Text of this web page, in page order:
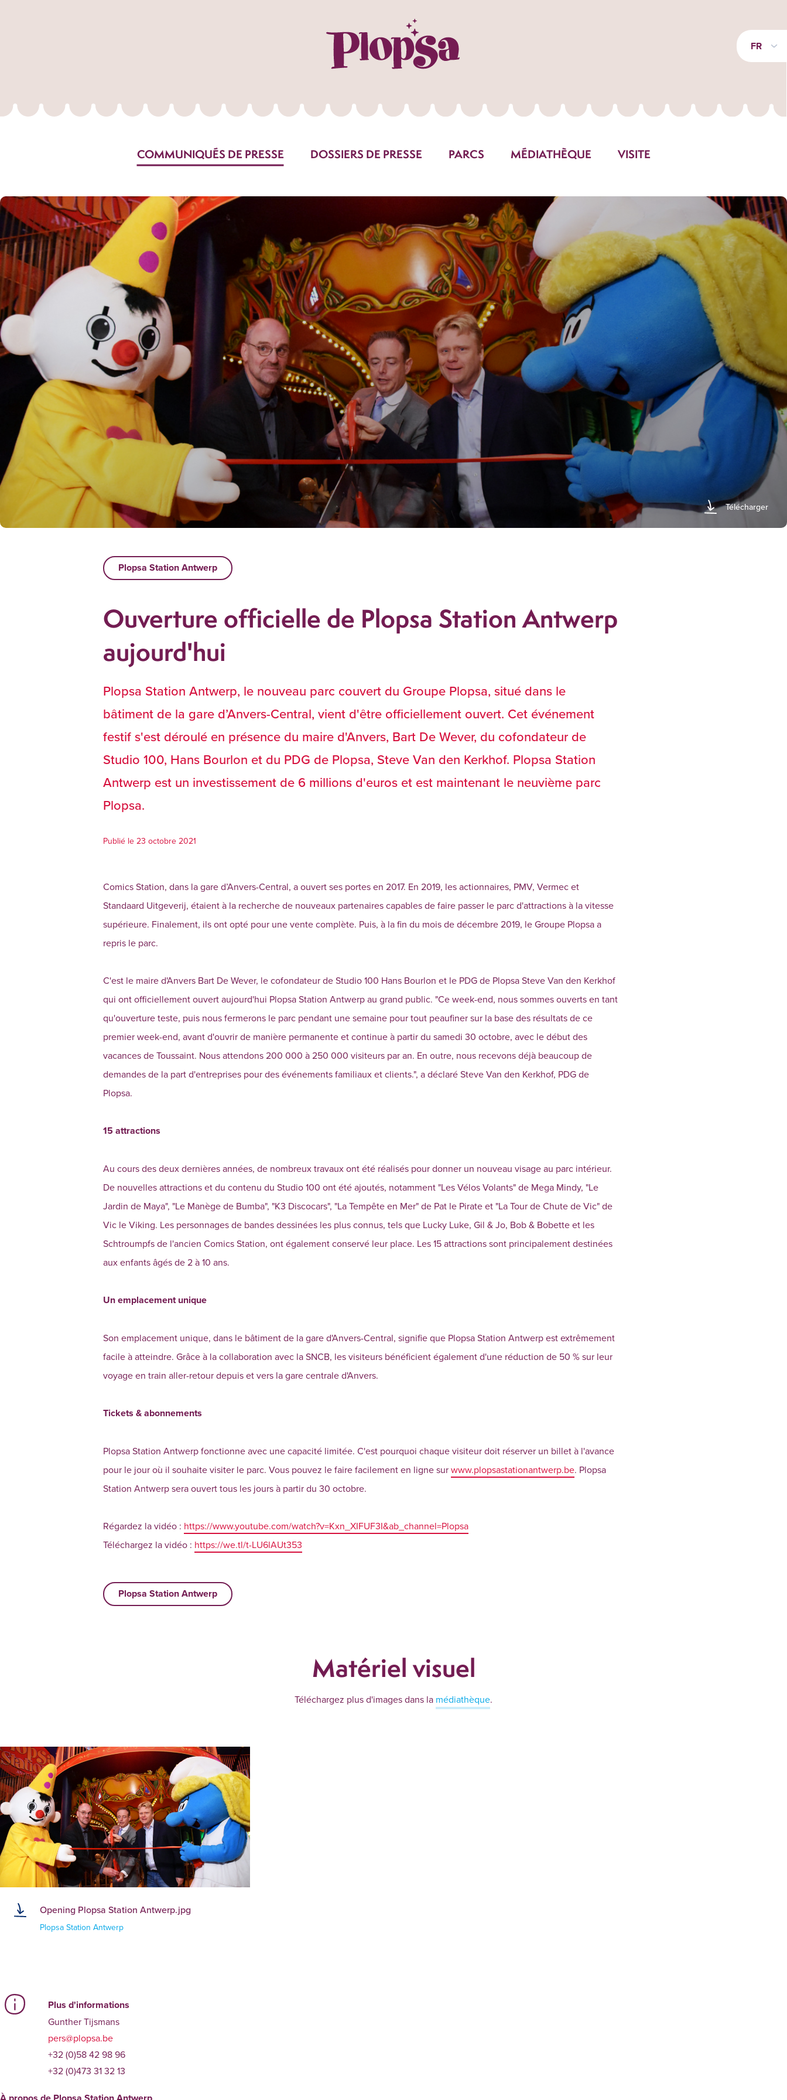
FR
COMMUNIQUÉS DE PRESSE DOSSIERS DE PRESSE PARCS MÉDIATHÈQUE VISITE
Télécharger
Plopsa Station Antwerp
Ouverture officielle de Plopsa Station Antwerp
aujourd'hui
Plopsa Station Antwerp, le nouveau parc couvert du Groupe Plopsa, situé dans le
bâtiment de la gare d’Anvers-Central, vient d'être officiellement ouvert. Cet événement
festif s'est déroulé en présence du maire d'Anvers, Bart De Wever, du cofondateur de
Studio 100, Hans Bourlon et du PDG de Plopsa, Steve Van den Kerkhof. Plopsa Station
Antwerp est un investissement de 6 millions d'euros et est maintenant le neuvième parc
Plopsa.
Publié le 23 octobre 2021
Comics Station, dans la gare d’Anvers-Central, a ouvert ses portes en 2017. En 2019, les actionnaires, PMV, Vermec et
Standaard Uitgeverij, étaient à la recherche de nouveaux partenaires capables de faire passer le parc d'attractions à la vitesse
supérieure. Finalement, ils ont opté pour une vente complète. Puis, à la fin du mois de décembre 2019, le Groupe Plopsa a
repris le parc.
C'est le maire d'Anvers Bart De Wever, le cofondateur de Studio 100 Hans Bourlon et le PDG de Plopsa Steve Van den Kerkhof
qui ont officiellement ouvert aujourd'hui Plopsa Station Antwerp au grand public. "Ce week-end, nous sommes ouverts en tant
qu'ouverture teste, puis nous fermerons le parc pendant une semaine pour tout peaufiner sur la base des résultats de ce
premier week-end, avant d'ouvrir de manière permanente et continue à partir du samedi 30 octobre, avec le début des
vacances de Toussaint. Nous attendons 200 000 à 250 000 visiteurs par an. En outre, nous recevons déjà beaucoup de
demandes de la part d'entreprises pour des événements familiaux et clients.", a déclaré Steve Van den Kerkhof, PDG de
Plopsa.
15 attractions
Au cours des deux dernières années, de nombreux travaux ont été réalisés pour donner un nouveau visage au parc intérieur.
De nouvelles attractions et du contenu du Studio 100 ont été ajoutés, notamment "Les Vélos Volants" de Mega Mindy, "Le
Jardin de Maya", "Le Manège de Bumba", "K3 Discocars", "La Tempête en Mer" de Pat le Pirate et "La Tour de Chute de Vic" de
Vic le Viking. Les personnages de bandes dessinées les plus connus, tels que Lucky Luke, Gil & Jo, Bob & Bobette et les
Schtroumpfs de l'ancien Comics Station, ont également conservé leur place. Les 15 attractions sont principalement destinées
aux enfants âgés de 2 à 10 ans.
Un emplacement unique
Son emplacement unique, dans le bâtiment de la gare d'Anvers-Central, signifie que Plopsa Station Antwerp est extrêmement
facile à atteindre. Grâce à la collaboration avec la SNCB, les visiteurs bénéficient également d'une réduction de 50 % sur leur
voyage en train aller-retour depuis et vers la gare centrale d'Anvers.
Tickets & abonnements
Plopsa Station Antwerp fonctionne avec une capacité limitée. C'est pourquoi chaque visiteur doit réserver un billet à l'avance
pour le jour où il souhaite visiter le parc. Vous pouvez le faire facilement en ligne surwww.plopsastationantwerp.be. Plopsa
Station Antwerp sera ouvert tous les jours à partir du 30 octobre.
Régardez la vidéo : https://www.youtube.com/watch?v=Kxn_XIFUF3I&ab_channel=Plopsa
Téléchargez la vidéo : https://we.tl/t-LU6lAUt353
Plopsa Station Antwerp
Matériel visuel
Téléchargez plus d'images dans la médiathèque.
Opening Plopsa Station Antwerp.jpg
Plopsa Station Antwerp
Plus d'informations
Gunther Tijsmans
pers@plopsa.be
+32 (0)58 42 98 96
+32 (0)473 31 32 13